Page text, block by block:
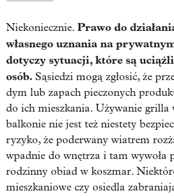
Niekoniecznie. Prawo do
własnego uznania na
dotyczy sytuacji, które są
osób. Sąsiedzi mogą zgłosić, że
dym lub zapach pieczonych
do ich mieszkania. Używanie grilla
balkonie nie jest też niestety
ryzyko, że poderwany wiatrem
wpadnie do wnętrza i tam wywoła
rodzinny obiad w koszmar.
mieszkaniowe czy osiedla